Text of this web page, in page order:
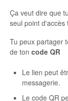
Ça veut dire que
seul point d'accès
Tu peux partager
de ton code QR
Le lien peut
messagerie.
Le code QR